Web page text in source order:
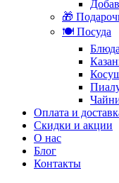
🎁
🍽️ Посуда
Блюда
Оплата и
Скидки и акции
О нас
Блог
Контакты